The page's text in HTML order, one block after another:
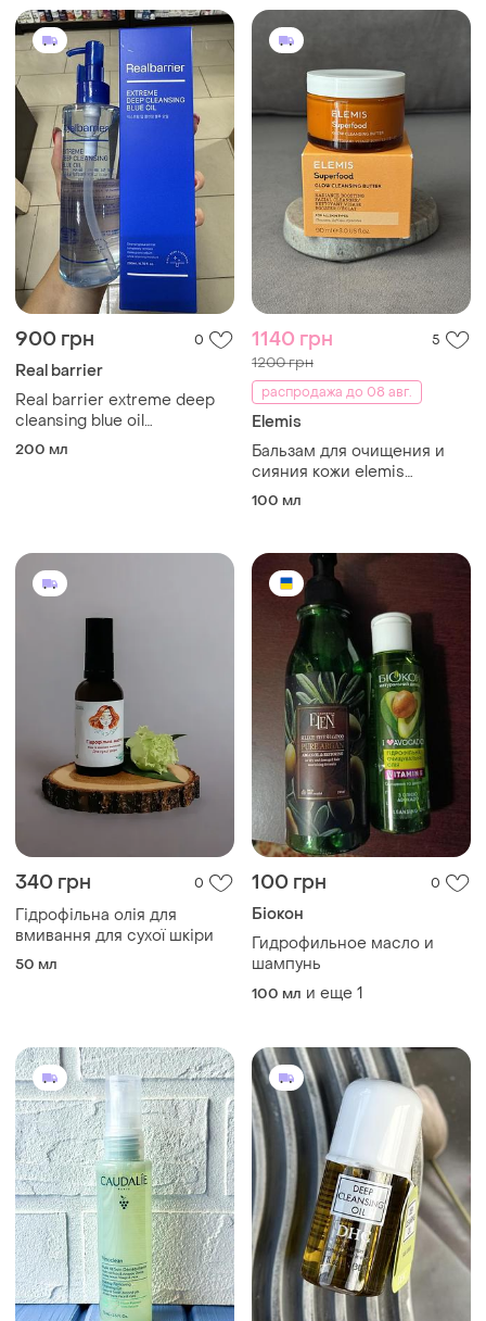
900 грн 0
Real barrier
Real barrier extreme deep
cleansing blue oil
гідрофільна олія для
200 мл
1140 грн 5
1200 грн
распродажа до 08 авг.
Elemis
Бальзам для очищения и
сияния кожи elemis
superfood glow cleansing
100 мл
340 грн 0
Гідрофільна олія для
вмивання для сухої шкіри
50 мл
100 грн 0
Біокон
Гидрофильное масло и
шампунь
100 мл и еще 1